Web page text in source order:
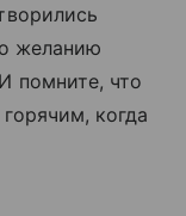
желанию
помните, что
когда